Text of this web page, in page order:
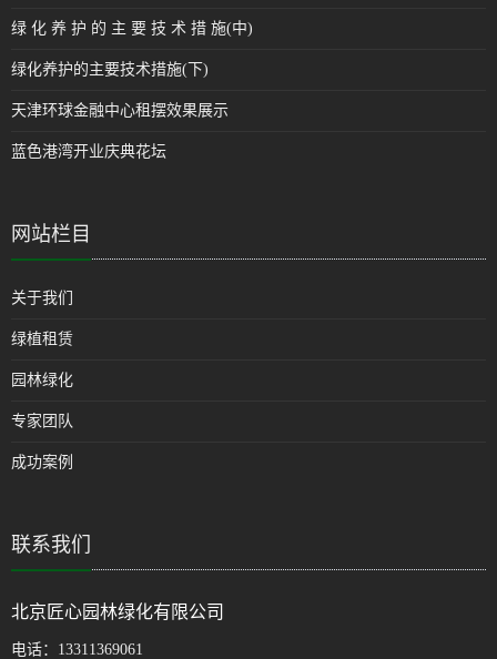
绿 化 养 护 的 主 要 技 术 措 施(中)
绿化养护的主要技术措施(下)
天津环球金融中心租摆效果展示
蓝色港湾开业庆典花坛
网站栏目
关于我们
绿植租赁
园林绿化
专家团队
成功案例
联系我们
北京匠心园林绿化有限公司
电话： 13311369061